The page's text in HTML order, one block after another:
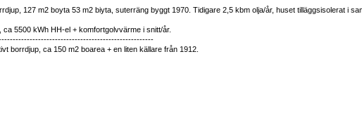
127 m2 boyta 53 m2 biyta, suterräng byggt 1970. Tidigare 2,5 kbm olja/år, huset tilläggsisolerat i
5500 kWh HH-el + komfortgolvvärme i snitt/år.
borrdjup, ca 150 m2 boarea + en liten källare från 1912.